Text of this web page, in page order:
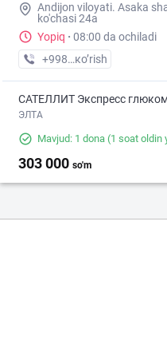
Andijon viloyati. Asaka
ko'chasi 24a
Yopiq · 08:00 da ochiladi
+998 (88) XXX-XX-XX
кo’rish
САТЕЛЛИТ Экспресс
ЭЛТА
Mavjud: 1 dona (1 soat oldin
303 000 so'm